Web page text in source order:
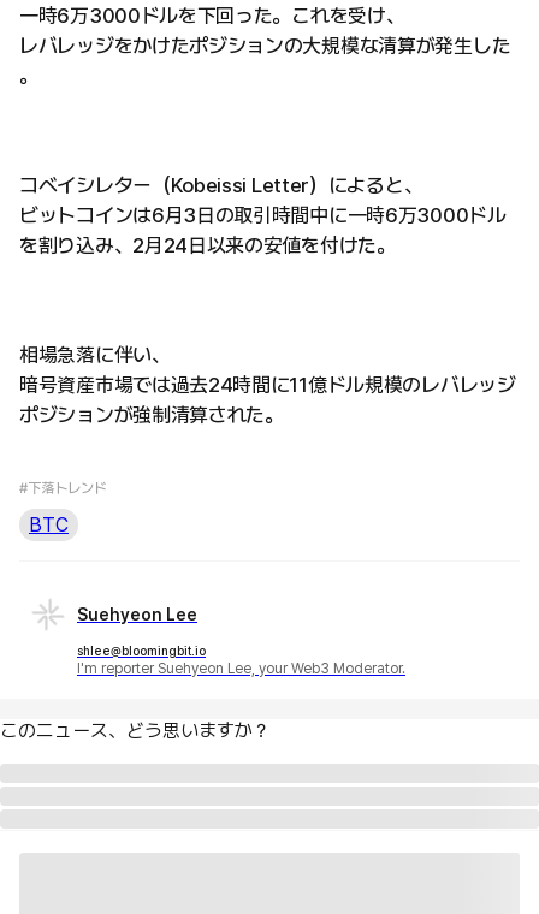
一時6万3000ドルを下回った。これを受け、
レバレッジをかけたポジションの大規模な清算が発生した
。
コベイシレター（Kobeissi Letter）によると、
ビットコインは6月3日の取引時間中に一時6万3000ドル
を割り込み、2月24日以来の安値を付けた。
相場急落に伴い、
暗号資産市場では過去24時間に11億ドル規模のレバレッジ
ポジションが強制清算された。
#下落トレンド
BTC
Suehyeon Lee
shlee@bloomingbit.io
I'm reporter Suehyeon Lee, your Web3 Moderator.
このニュース、どう思いますか？